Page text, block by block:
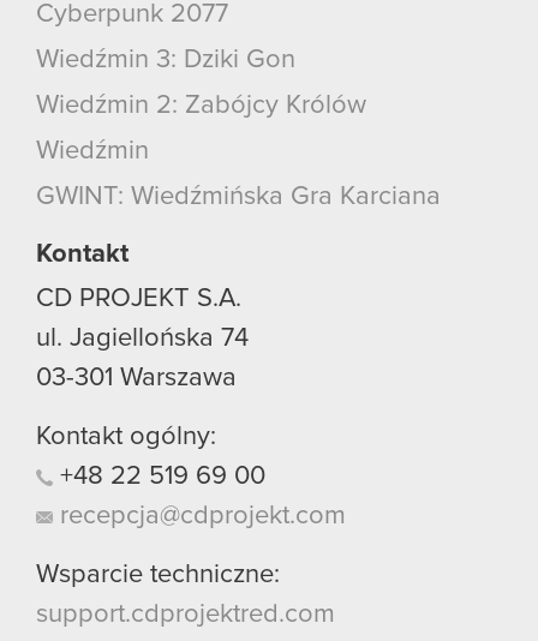
Cyberpunk 2077
Wiedźmin 3: Dziki Gon
Wiedźmin 2: Zabójcy Królów
Wiedźmin
GWINT: Wiedźmińska Gra Karciana
Kontakt
CD PROJEKT S.A.
ul. Jagiellońska 74
03-301 Warszawa
Kontakt ogólny:
+48 22 519 69 00
recepcja@cdprojekt.com
Wsparcie techniczne:
support.cdprojektred.com